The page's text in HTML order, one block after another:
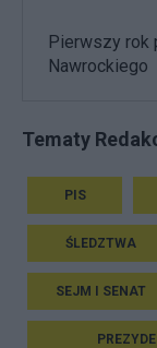
Pierwszy rok
Nawrockiego
Tematy
PIS
ŚLEDZTWA
SEJM I SENAT